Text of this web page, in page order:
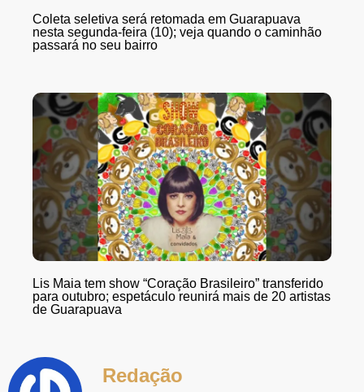
Coleta seletiva será retomada em Guarapuava
nesta segunda-feira (10); veja quando o caminhão
passará no seu bairro
Lis Maia tem show “Coração Brasileiro” transferido
para outubro; espetáculo reunirá mais de 20 artistas
de Guarapuava
Redação